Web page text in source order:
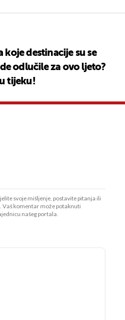
koje destinacije su se
odlučile za ovo ljeto?
tijeku!
svoje mišljenje, postavite pitanja ili
Vaš komentar može potaknuti
našeg portala.